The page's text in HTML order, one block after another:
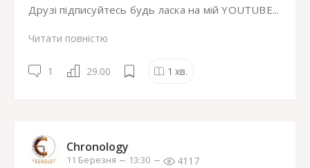
Друзі підписуйтесь будь ласка на мій YOUTUBE...
Читати повністю
1 29.00 1 хв.
Chronology
11 Березня 13:30 4117